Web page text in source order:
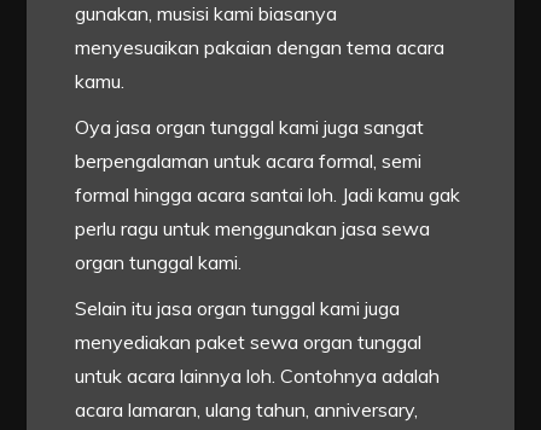
gunakan, musisi kami biasanya
menyesuaikan pakaian dengan tema acara
kamu.
Oya jasa organ tunggal kami juga sangat
berpengalaman untuk acara formal, semi
formal hingga acara santai loh. Jadi kamu gak
perlu ragu untuk menggunakan jasa sewa
organ tunggal kami.
Selain itu jasa organ tunggal kami juga
menyediakan paket sewa organ tunggal
untuk acara lainnya loh. Contohnya adalah
acara lamaran, ulang tahun, anniversary,